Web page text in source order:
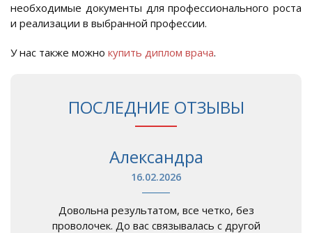
необходимые документы для профессионального роста
и реализации в выбранной профессии.
У нас также можно купить диплом врача.
ПОСЛЕДНИЕ ОТЗЫВЫ
Александра
16.02.2026
Довольна результатом, все четко, без
проволочек. До вас связывалась с другой